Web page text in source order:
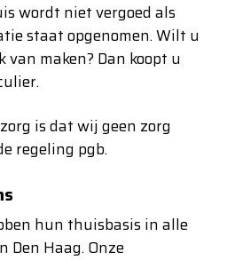
wordt niet vergoed als
staat opgenomen. Wilt u
maken? Dan koopt u
is dat wij geen zorg
regeling pgb.
hun thuisbasis in alle
Den Haag. Onze